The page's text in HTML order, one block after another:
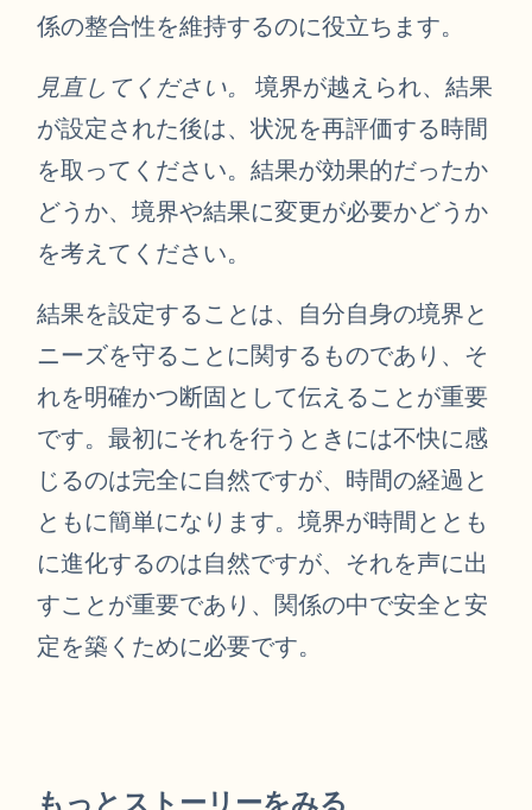
係の整合性を維持するのに役立ちます。
見直してください。
境界が越えられ、結果
が設定された後は、状況を再評価する時間
を取ってください。結果が効果的だったか
どうか、境界や結果に変更が必要かどうか
を考えてください。
結果を設定することは、自分自身の境界と
ニーズを守ることに関するものであり、そ
れを明確かつ断固として伝えることが重要
です。最初にそれを行うときには不快に感
じるのは完全に自然ですが、時間の経過と
ともに簡単になります。境界が時間ととも
に進化するのは自然ですが、それを声に出
すことが重要であり、関係の中で安全と安
定を築くために必要です。
もっとストーリーをみる